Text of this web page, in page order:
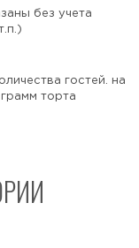
без учета
гостей. на
торта